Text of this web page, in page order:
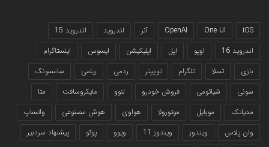
iOS
One UI
OpenAI آنر اندروید
اندروید 15
اندروید 16
اوپو اپل اپلیکیشن ایسوس
اینستاگرام
بازی
تسلا تلگرام توییتر ردمی ریلمی
سامسونگ
سونی
شیائومی فروش خودرو لنوو مایکروسافت
متا
مدیاتک
موبایل موتورولا هواوی هوش مصنوعی
واتساپ
وان پلاس
ویندوز ویندوز 11 ویوو پوکو
پیشنهاد سردبیر